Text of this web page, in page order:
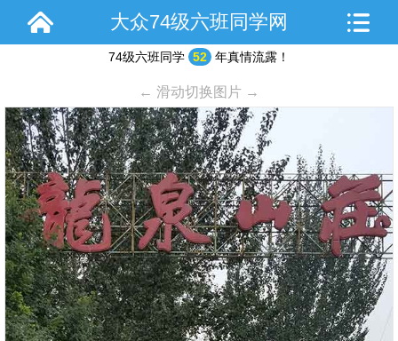
大众74级六班同学网
74级六班同学 52 年真情流露！
← 滑动切换图片 →